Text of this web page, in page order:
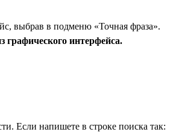
выбрав в подменю «Точная фраза».
графического интерфейса.
Если напишете в строке поиска так: